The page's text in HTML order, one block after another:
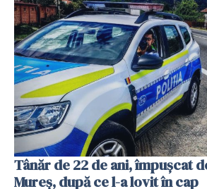
Tânăr de 22 de ani, împușcat
Mureș, după ce l-a lovit în cap